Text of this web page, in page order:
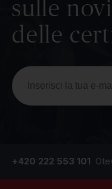
sulle
delle
+420 222 553 101